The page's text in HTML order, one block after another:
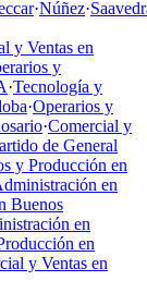
·Núñez·
y Ventas en
y
·Tecnología y
·Operarios y
·Comercial y
de General
y Producción en
en
Buenos
en
en
y Ventas en